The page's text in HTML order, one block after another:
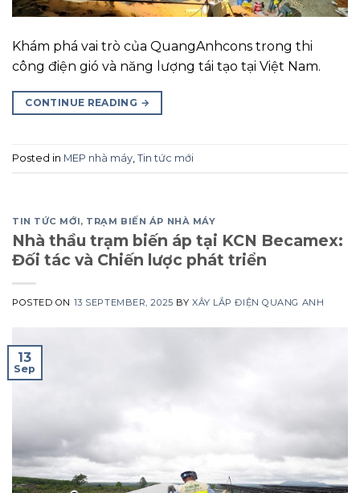
Khám phá vai trò của QuangAnhcons trong thi
công điện gió và năng lượng tái tạo tại Việt Nam.
CONTINUE READING →
Posted in MEP nhà máy Tin tức mới
TIN TỨC MỚI, TRẠM BIẾN ÁP NHÀ MÁY
Nhà thầu trạm biến áp tại KCN Becamex:
Đối tác và Chiến lược phát triển
POSTED ON 13 SEPTEMBER, 2025 BY XÂY LẮP ĐIỆN QUANG ANH
13
Sep